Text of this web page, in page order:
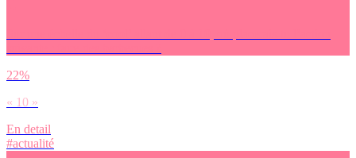
22%
« 10 »
En detail
#actualité